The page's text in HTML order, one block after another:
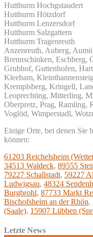
Hutthurm Hochgstaudert
Hutthurm Hötzdorf
Hutthurm Lenzersdorf
Hutthurm Salzgattern
Hutthurm Tragenreuth
Anzenreuth, Auberg,
Brennschinken, Eschberg,
Grubhof, Guttenhofen,
Kleeham,
Kremplsberg, Kringell,
Leoprechting, Mitterling,
Oberpretz, Prag, Ramling,
Voglöd, Wimperstadl,
Einige Orte, bei denen Sie
können:
61203 Reichelsheim
34513 Waldeck, 89555
79227 Schallstadt, 59227
Ludwigsau, 48324
Burgbrohl, 87733 Markt
Bischofsheim an der Rhön,
(Saale), 15907 Lübben
Letzte News